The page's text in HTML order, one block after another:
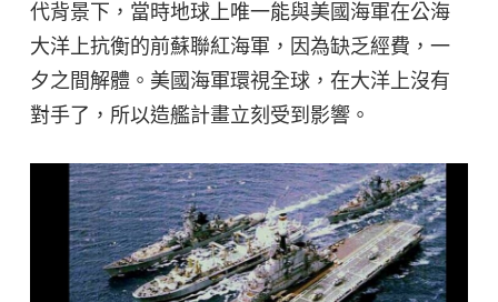
代背景下，當時地球上唯一能與美國海軍在公海
大洋上抗衡的前蘇聯紅海軍，因為缺乏經費，一
夕之間解體。美國海軍環視全球，在大洋上沒有
對手了，所以造艦計畫立刻受到影響。